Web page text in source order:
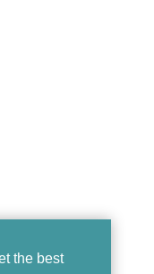
the best